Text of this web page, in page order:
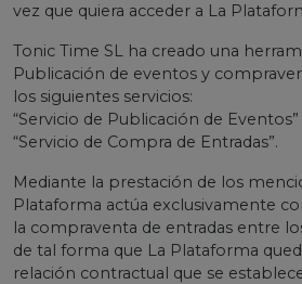
vez que quiera acceder a La
Tonic Time SL ha creado una
Publicación de eventos y
los siguientes servicios:
“Servicio de Publicación de Eventos”
“Servicio de Compra de Entradas”.
Mediante la prestación de los
Plataforma actúa exclusivamente
la compraventa de entradas entre
de tal forma que La Plataforma
relación contractual que se